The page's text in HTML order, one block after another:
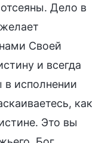
Дело в
Своей
и всегда
в исполнении
как
Это вы